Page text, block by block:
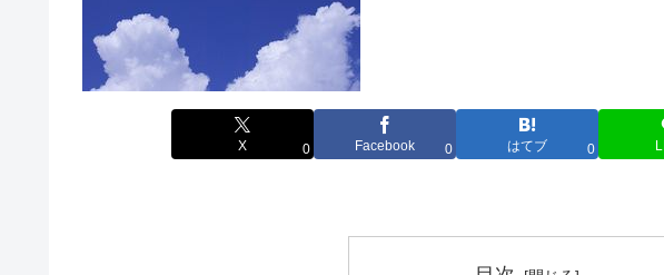
X 0 Facebook 0 はてブ 0